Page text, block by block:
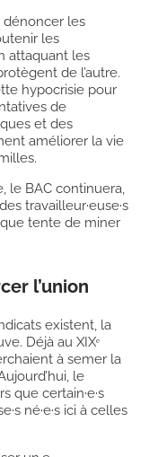
dénoncer les
les
attaquant les
de l’autre.
hypocrisie pour
de
et des
améliorer la vie
le BAC continuera,
travailleur·euse·s
tente de miner
l’union
existent, la
Déjà au XIXᵉ
à semer la
le
que certain·e·s
né·e·s ici à celles